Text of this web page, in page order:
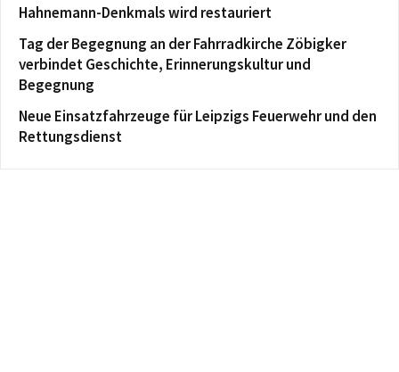
Hahnemann-Denkmals wird restauriert
Tag der Begegnung an der Fahrradkirche Zöbigker
verbindet Geschichte, Erinnerungskultur und
Begegnung
Neue Einsatzfahrzeuge für Leipzigs Feuerwehr und den
Rettungsdienst